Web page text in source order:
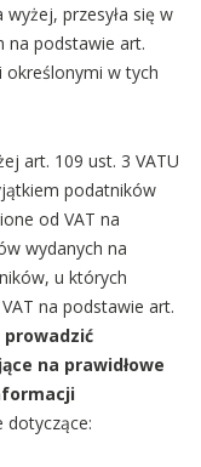
przesyła się w
na podstawie art.
określonymi w tych
art. 109 ust. 3 VATU
podatników
od VAT na
wydanych na
u których
na podstawie art.
prowadzić
na prawidłowe
dotyczące: